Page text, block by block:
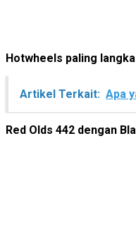
Hotwheels paling
Artikel Terkait: Apa
Red Olds 442 dengan